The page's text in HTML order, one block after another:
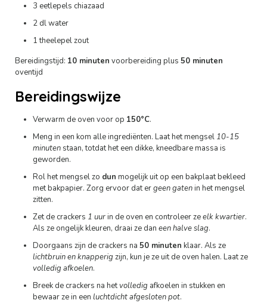
3 eetlepels chiazaad
2 dl water
1 theelepel zout
Bereidingstijd: 10 minuten voorbereiding plus 50 minuten
oventijd
Bereidingswijze
Verwarm de oven voor op 150°C.
Meng in een kom alle ingrediënten. Laat het mengsel 10-15
minuten staan, totdat het een dikke, kneedbare massa is
geworden.
Rol het mengsel zo dun mogelijk uit op een bakplaat bekleed
met bakpapier. Zorg ervoor dat ergeen gatenin het mengsel
zitten.
Zet de crackers 1 uurin de oven en controleer zeelk kwartier.
Als ze ongelijk kleuren, draai ze dan een halve slag.
Doorgaans zijn de crackers na 50 minuten klaar. Als ze
lichtbruin en knapperig zijn, kun je ze uit de oven halen. Laat ze
volledig afkoelen.
Breek de crackers na hetvolledig afkoelen in stukken en
bewaar ze in een luchtdicht afgesloten pot.